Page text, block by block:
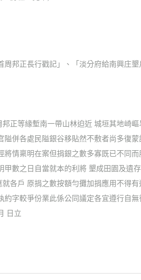
邦正長行戳記」、「淡分府給南興庄
正等緣塹南一帶山林迫近 城垣其地崎
併各處民隘銀谷移貼然不敷者尚多復
情稟明在案但捐銀之數多寡既已不同
數之日自當就本的利將 墾成田園及遺
各戶 原捐之數按額勻攤加捐應用不得
字較爭份業此係公同議定各宜遵行自
日立